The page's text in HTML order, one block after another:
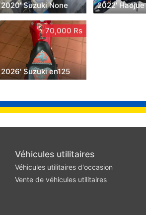
2020' Suzuki None 2022' Haojue
70,000 Rs
2026' Suzuki en125
Véhicules utilitaires
Véhicules utilitaires d'occasion
Vente de véhicules utilitaires